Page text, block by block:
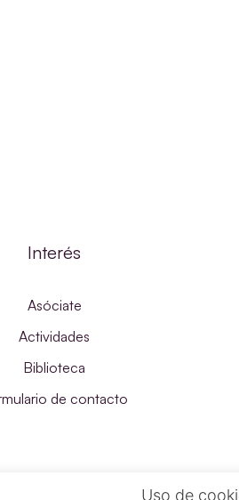
Interés
Asóciate
Actividades
Biblioteca
de contacto
Uso de